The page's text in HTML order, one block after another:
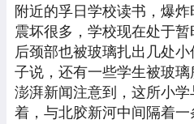
附近的孚日学校读书，爆
震坏很多，学校现在处于
后颈部也被玻璃扎出几处
子说，还有一些学生被玻璃
澎湃新闻注意到，这所小
着，与北胶新河中间隔着